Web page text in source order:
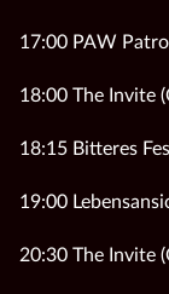
17:00 PAW
18:00 The Invite
18:15 Bitteres
19:00
20:30 The Invite